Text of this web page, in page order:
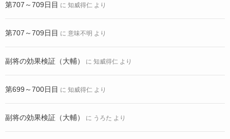
第707～709日目 に 知威得仁 より
第707～709日目 に 意味不明 より
副将の効果検証（大輔） に 知威得仁 より
第699～700日目 に 知威得仁 より
副将の効果検証（大輔） に うろた より